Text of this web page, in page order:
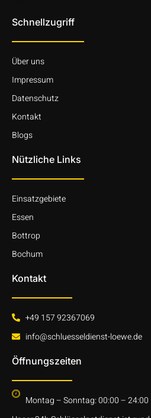
Schnellzugriff
Über uns
Impressum
Datenschutz
Kontakt
Blogs
Nützliche Links
Einsatzgebiete
Essen
Bottrop
Bochum
Kontakt
+49 157 92367069
info@schluesseldienst-loewe.de
Öffnungszeiten
Montag – Sonntag: 00:00 – 24:00